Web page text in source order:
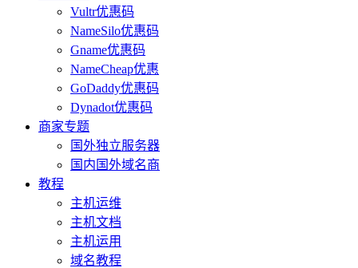
Vultr优惠码
NameSilo优惠码
Gname优惠码
NameCheap优惠
GoDaddy优惠码
Dynadot优惠码
商家专题
国外独立服务器
国内国外域名商
教程
主机运维
主机文档
主机运用
域名教程